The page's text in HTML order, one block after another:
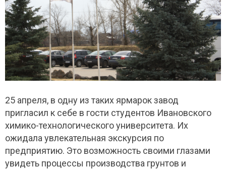
25 апреля, в одну из таких ярмарок завод
пригласил к себе в гости студентов Ивановского
химико-технологического университета. Их
ожидала увлекательная экскурсия по
предприятию. Это возможность своими глазами
увидеть процессы производства грунтов и